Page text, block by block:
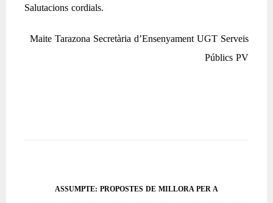
Salutacions cordials.
Maite Tarazona Secretària d’Ensenyament UGT Serveis
Públics PV
ASSUMPTE: PROPOSTES DE MILLORA PER A